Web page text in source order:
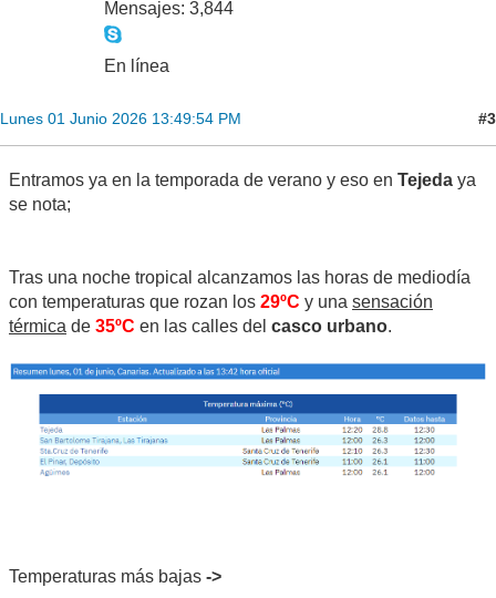
Mensajes: 3,844
En línea
Lunes 01 Junio 2026 13:49:54 PM #3
Entramos ya en la temporada de verano y eso en Tejeda ya
se nota;
Tras una noche tropical alcanzamos las horas de mediodía
con temperaturas que rozan los 29ºC y una sensación
térmica de 35ºC en las calles del casco urbano.
Temperaturas más bajas ->